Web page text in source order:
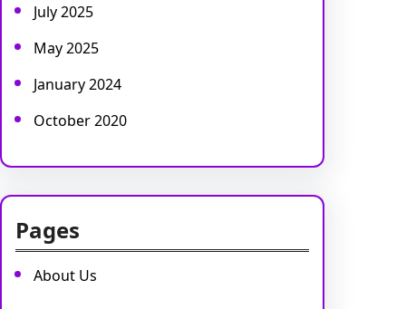
July 2025
May 2025
January 2024
October 2020
Pages
About Us